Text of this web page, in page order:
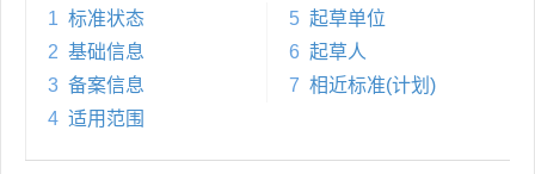
1 标准状态
2 基础信息
3 备案信息
4 适用范围
5 起草单位
6 起草人
7 相近标准(计划)